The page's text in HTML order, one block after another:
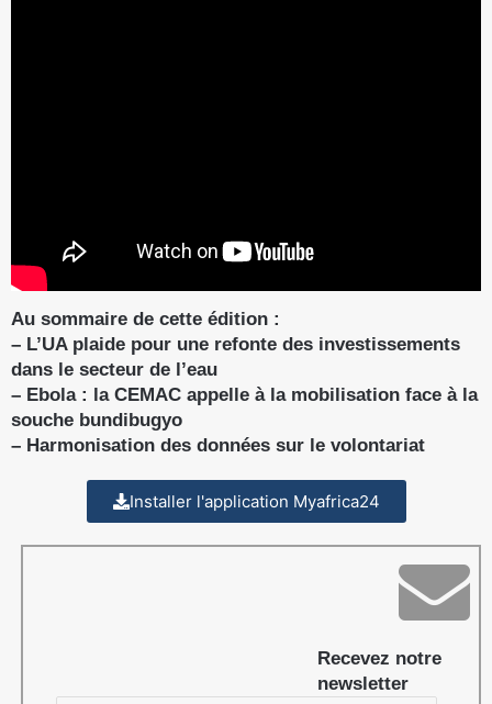
Au sommaire de cette édition :
– L’UA plaide pour une refonte des investissements
dans le secteur de l’eau
– Ebola : la CEMAC appelle à la mobilisation face à la
souche bundibugyo
– Harmonisation des données sur le volontariat
Installer l'application Myafrica24
Recevez notre
newsletter